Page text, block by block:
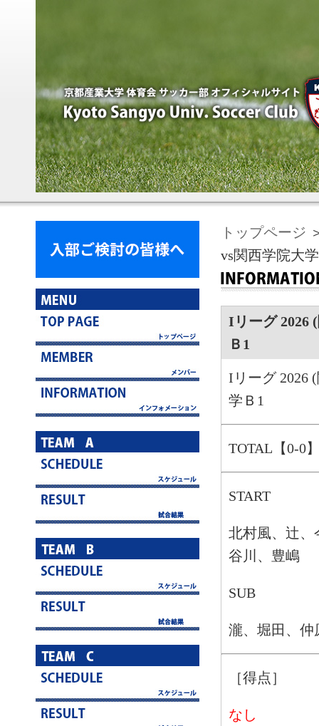
トップページ
vs関西学院大
Iリーグ 2026
Ｂ1
Iリーグ 2026
学Ｂ1
TOTAL【0-0
START
北村風、辻、
谷川、豊嶋
SUB
瀧、堀田、仲
［得点］
なし